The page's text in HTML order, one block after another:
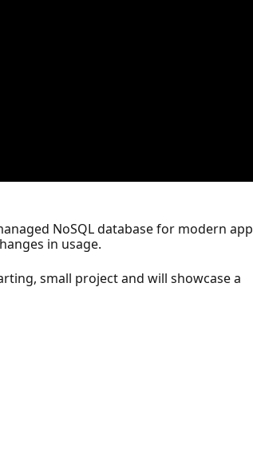
NoSQL database for modern app
in usage.
small project and will showcase a